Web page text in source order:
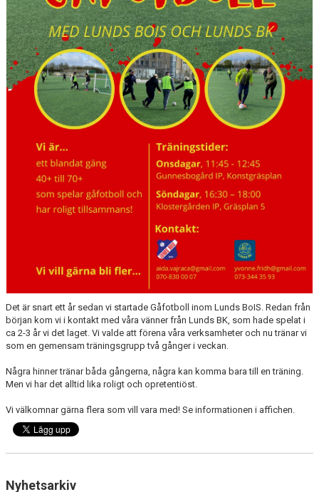
Det är snart ett år sedan vi startade Gåfotboll inom Lunds BoIS. Redan från
början kom vi i kontakt med våra vänner från Lunds BK, som hade spelat i
ca 2-3 år vi det laget. Vi valde att förena våra verksamheter och nu tränar vi
som en gemensam träningsgrupp två gånger i veckan.
Några hinner tränar båda gångerna, några kan komma bara till en träning.
Men vi har det alltid lika roligt och opretentiöst.
Vi välkomnar gärna flera som vill vara med! Se informationen i affichen.
Nyhetsarkiv